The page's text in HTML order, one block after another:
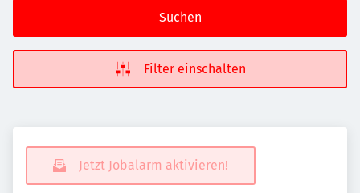
Suchen
Filter einschalten
Jetzt Jobalarm aktivieren!